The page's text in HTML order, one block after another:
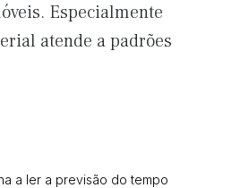
Especialmente
atende a padrões
a ler a previsão do tempo